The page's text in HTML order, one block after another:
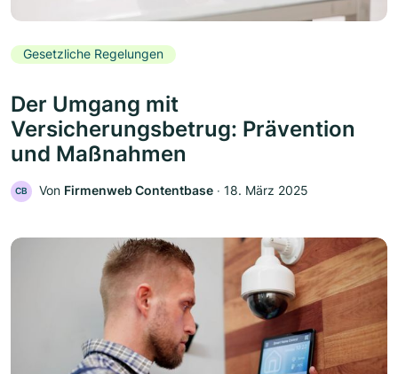
Gesetzliche Regelungen
Der Umgang mit
Versicherungsbetrug: Prävention
und Maßnahmen
CB Von Firmenweb Contentbase ‧ 18. März 2025